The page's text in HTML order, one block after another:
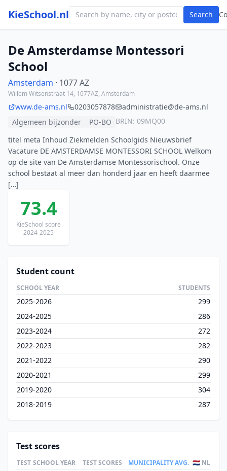
KieSchool.nl Search
De Amsterdamse Montessori
School
Amsterdam · 1077 AZ
Willem Witsenstraat 14, 1077AZ, Amsterdam
www.de-ams.nl 0203057878
administratie@de-ams.nl
Algemeen bijzonder
PO-BO BRIN: 09MQ00
titel meta Inhoud Ziekmelden Schoolgids Nieuwsbrief
Vacature DE AMSTERDAMSE MONTESSORI SCHOOL Welkom
op de site van De Amsterdamse Montessorischool. Onze
school bestaat al meer dan honderd jaar en heeft daarmee
[…]
73.4
KieSchool score
2024-2025
Student count
SCHOOL YEAR STUDENTS
2025-2026
299
2024-2025
286
2023-2024
272
2022-2023
282
2021-2022
290
2020-2021
299
2019-2020
304
2018-2019
287
Test scores
TEST SCHOOL YEAR TEST SCORES MUNICIPALITY AVG. 🇳🇱 NL